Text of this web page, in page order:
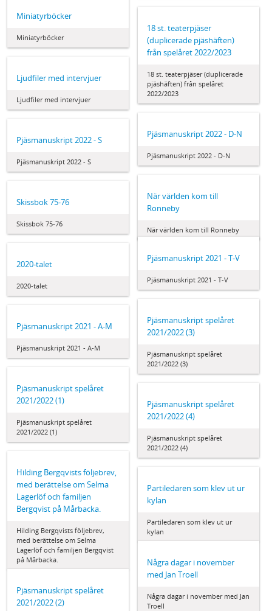
Miniatyrböcker
Miniatyrböcker
18 st. teaterpjäser
(duplicerade pjäshäften)
från spelåret 2022/2023
18 st. teaterpjäser (duplicerade
pjäshäften) från spelåret
2022/2023
Ljudfiler med intervjuer
Ljudfiler med intervjuer
Pjäsmanuskript 2022 - D-N
Pjäsmanuskript 2022 - D-N
Pjäsmanuskript 2022 - S
Pjäsmanuskript 2022 - S
När världen kom till
Ronneby
När världen kom till Ronneby
Skissbok 75-76
Skissbok 75-76
Pjäsmanuskript 2021 - T-V
Pjäsmanuskript 2021 - T-V
2020-talet
2020-talet
Pjäsmanuskript spelåret
2021/2022 (3)
Pjäsmanuskript spelåret
2021/2022 (3)
Pjäsmanuskript 2021 - A-M
Pjäsmanuskript 2021 - A-M
Pjäsmanuskript spelåret
2021/2022 (1)
Pjäsmanuskript spelåret
2021/2022 (1)
Pjäsmanuskript spelåret
2021/2022 (4)
Pjäsmanuskript spelåret
2021/2022 (4)
Hilding Bergqvists följebrev,
med berättelse om Selma
Lagerlöf och familjen
Bergqvist på Mårbacka.
Hilding Bergqvists följebrev,
med berättelse om Selma
Lagerlöf och familjen Bergqvist
på Mårbacka.
Partiledaren som klev ut ur
kylan
Partiledaren som klev ut ur
kylan
Några dagar i november
med Jan Troell
Några dagar i november med Jan
Troell
Pjäsmanuskript spelåret
2021/2022 (2)